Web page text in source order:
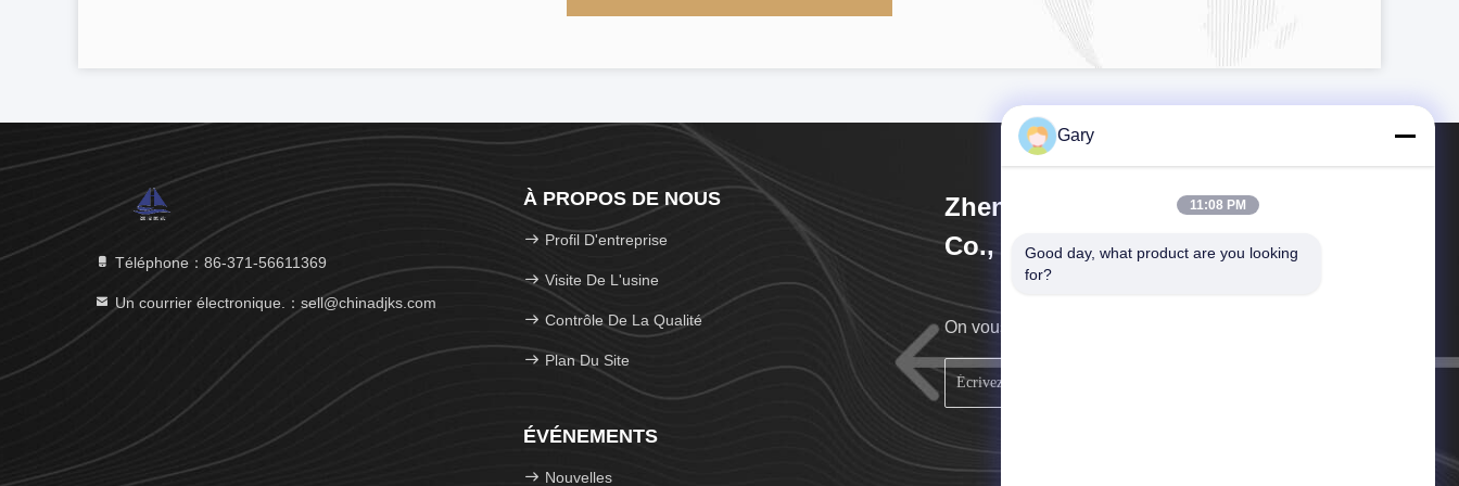
Téléphone：86-371-56611369
Un courrier électronique.：sell@chinadjks.com
À PROPOS DE NOUS
Profil D'entreprise
Visite De L'usine
Contrôle De La Qualité
Plan Du Site
ÉVÉNEMENTS
Nouvelles
Zhengzhou Hengyang Industrial
Co., Ltd
On vous rappellera au plus vite.
Gary
11:08 PM
Good day, what product are you looking
for?